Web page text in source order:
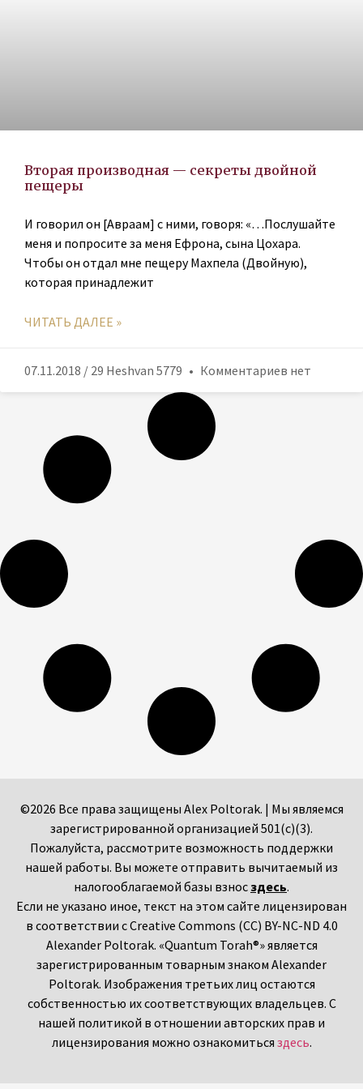
Вторая производная — секреты двойной
пещеры
И говорил он [Авраам] с ними, говоря: «…Послушайте
меня и попросите за меня Ефрона, сына Цохара.
Чтобы он отдал мне пещеру Махпела (Двойную),
которая принадлежит
ЧИТАТЬ ДАЛЕЕ »
07.11.2018 / 29 Heshvan 5779 Комментариев нет
©2026 Все права защищены Alex Poltorak. | Мы являемся
зарегистрированной организацией 501(c)(3).
Пожалуйста, рассмотрите возможность поддержки
нашей работы. Вы можете отправить вычитаемый из
налогооблагаемой базы взнос здесь.
Если не указано иное, текст на этом сайте лицензирован
в соответствии с Creative Commons (CC) BY-NC-ND 4.0
Alexander Poltorak. «Quantum Torah®» является
зарегистрированным товарным знаком Alexander
Poltorak. Изображения третьих лиц остаются
собственностью их соответствующих владельцев. С
нашей политикой в отношении авторских прав и
лицензирования можно ознакомиться здесь.